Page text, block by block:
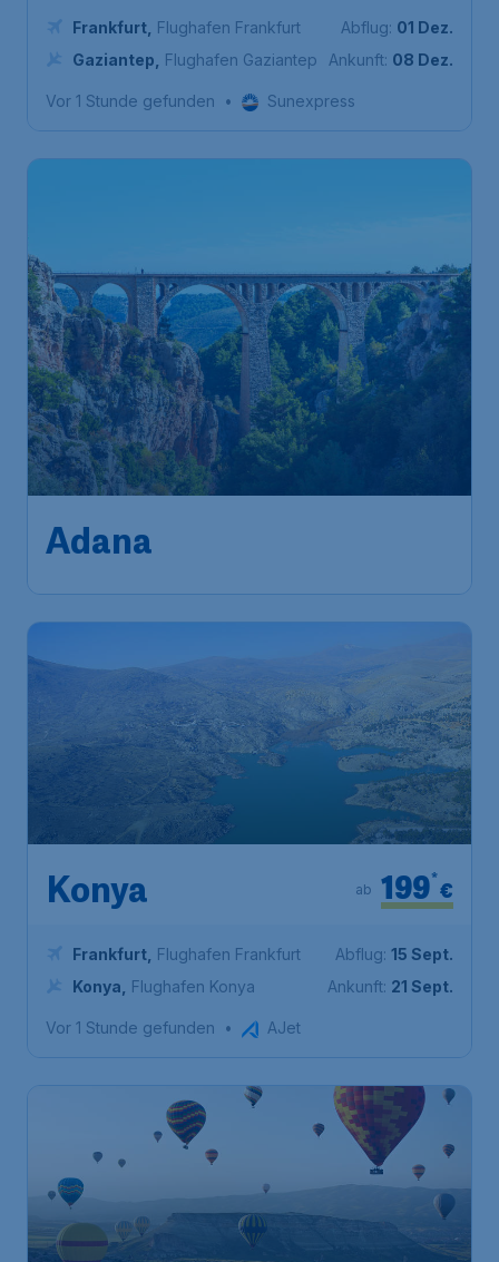
Frankfurt Flughafen Frankfurt
Gaziantep
Flughafen Gaziantep
Abflug: 01 Dez.
Ankunft: 08 Dez.
Vor 1 Stunde gefunden • Sunexpress
Adana
Konya €
199*
ab
Frankfurt Flughafen Frankfurt
Konya
Flughafen Konya
Abflug: 15 Sept.
Ankunft: 21 Sept.
Vor 1 Stunde gefunden • AJet